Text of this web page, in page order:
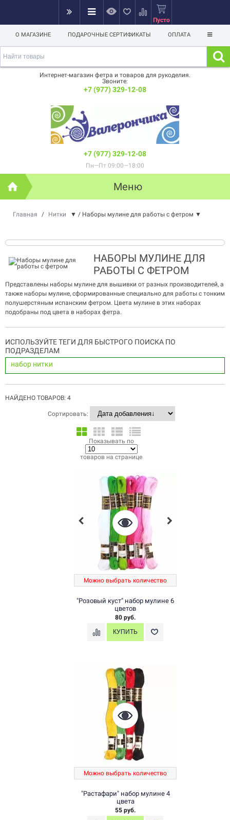
Пусто
О МАГАЗИНЕ ПОДАРОЧНЫЕ СЕРТИФИКАТЫ ОПЛАТА
Интернет-магазин фетра и товаров для рукоделия.
Звоните:
+7 (977) 329-12-08
+7 (977) 329-12-08
Пн—Пт 09:00—18:00
Меню
Главная / Нитки ▼ / Наборы мулине для работы с фетром ▼
НАБОРЫ МУЛИНЕ ДЛЯ
РАБОТЫ С ФЕТРОМ
Представлены наборы мулине для вышивки от разных производителей, а
также наборы мулине, сформированные специально для работы с тонким
полушерстяным испанским фетром. Цвета мулине в этих наборах
подобраны под цвета в наборах фетра.
ИСПОЛЬЗУЙТЕ ТЕГИ ДЛЯ БЫСТРОГО ПОИСКА ПО
ПОДРАЗДЕЛАМ
набор нитки
НАЙДЕНО ТОВАРОВ: 4
Сортировать:
Показывать по
товаров на странице
Можно выбрать количество
"Розовый куст" набор мулине 6
цветов
80 руб.
Можно выбрать количество
"Растафари" набор мулине 4
цвета
55 руб.